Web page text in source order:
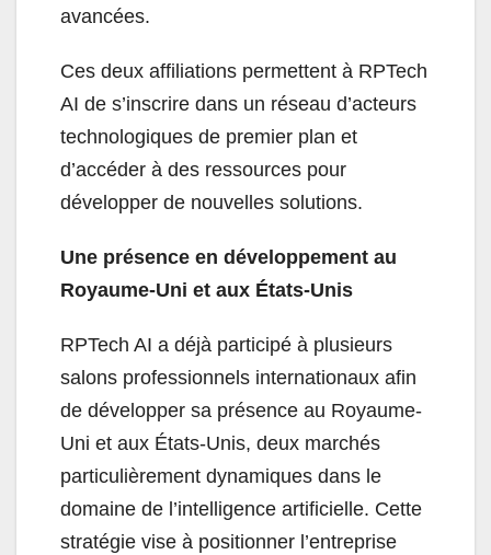
avancées.
Ces deux affiliations permettent à RPTech
AI de s’inscrire dans un réseau d’acteurs
technologiques de premier plan et
d’accéder à des ressources pour
développer de nouvelles solutions.
Une présence en développement au
Royaume-Uni et aux États-Unis
RPTech AI a déjà participé à plusieurs
salons professionnels internationaux afin
de développer sa présence au Royaume-
Uni et aux États-Unis, deux marchés
particulièrement dynamiques dans le
domaine de l’intelligence artificielle. Cette
stratégie vise à positionner l’entreprise